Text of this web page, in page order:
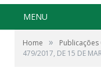
MENU
Home » Publicações
479/2017, DE 15 DE